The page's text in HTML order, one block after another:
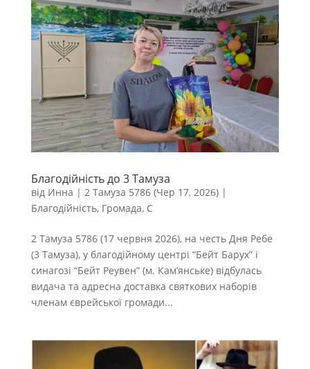
Благодійність до 3 Тамуза
від Инна | 2 Тамуза 5786 (Чер 17, 2026)|
Благодійність, Громада, С
2 Тамуза 5786 (17 червня 2026), на честь Дня Ребе
(3 Тамуза), у благодійному центрі “Бейт Барух” і
синагозі “Бейт Реувен” (м. Кам’янське) відбулась
видача та адресна доставка святкових наборів
членам єврейської громади...